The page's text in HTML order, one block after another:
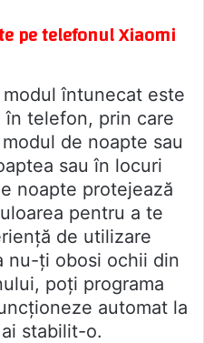
pe telefonul Xiaomi
întunecat este
în telefon, prin care
de noapte sau
sau în locuri
noapte protejează
pentru a te
de utilizare
nu-ți obosi ochii din
poți programa
automat la
stabilit-o.